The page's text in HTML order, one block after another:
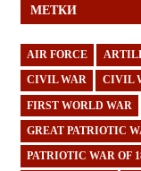
МЕТКИ
AIR FORCE
CIVIL WAR CIVIL
FIRST WORLD WAR
GREAT PATRIOTIC
PATRIOTIC WAR OF